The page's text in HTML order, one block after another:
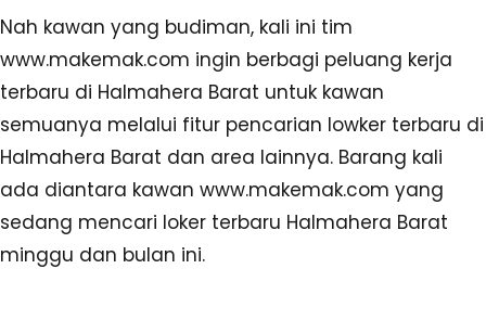
Nah kawan yang budiman, kali ini tim
www.makemak.com ingin berbagi peluang kerja
terbaru di Halmahera Barat untuk kawan
semuanya melalui fitur pencarian lowker terbaru di
Halmahera Barat dan area lainnya. Barang kali
ada diantara kawan www.makemak.com yang
sedang mencari loker terbaru Halmahera Barat
minggu dan bulan ini.